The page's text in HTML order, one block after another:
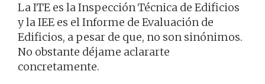
La ITE es la Inspección Técnica de Edificios
y la IEE es el Informe de Evaluación de
Edificios, a pesar de que, no son sinónimos.
No obstante déjame aclararte
concretamente.